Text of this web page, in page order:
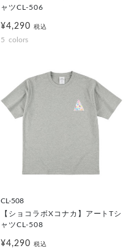
ャツCL-506
¥4,290 税込
5 colors
CL-508
【ショコラボXコナカ】アートTシ
ャツCL-508
¥4,290 税込